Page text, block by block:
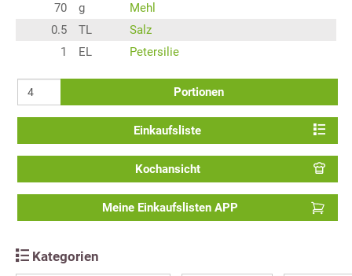
70
g
Mehl
0.5
TL
Salz
1
EL Petersilie
Portionen
Einkaufsliste
Kochansicht
Meine Einkaufslisten APP
Kategorien